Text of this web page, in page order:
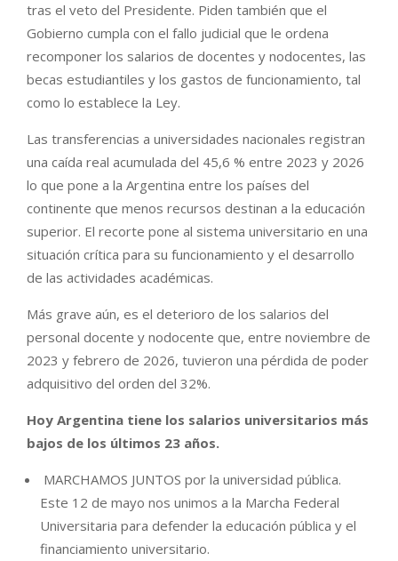
tras el veto del Presidente. Piden también que el
Gobierno cumpla con el fallo judicial que le ordena
recomponer los salarios de docentes y nodocentes, las
becas estudiantiles y los gastos de funcionamiento, tal
como lo establece la Ley.
Las transferencias a universidades nacionales registran
una caída real acumulada del 45,6 % entre 2023 y 2026
lo que pone a la Argentina entre los países del
continente que menos recursos destinan a la educación
superior. El recorte pone al sistema universitario en una
situación crítica para su funcionamiento y el desarrollo
de las actividades académicas.
Más grave aún, es el deterioro de los salarios del
personal docente y nodocente que, entre noviembre de
2023 y febrero de 2026, tuvieron una pérdida de poder
adquisitivo del orden del 32%.
Hoy Argentina tiene los salarios universitarios más
bajos de los últimos 23 años.
MARCHAMOS JUNTOS por la universidad pública.
Este 12 de mayo nos unimos a la Marcha Federal
Universitaria para defender la educación pública y el
financiamiento universitario.